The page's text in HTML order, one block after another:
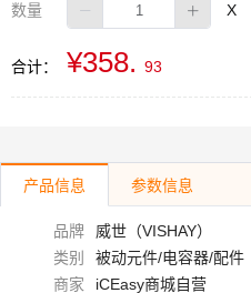
数量 X
合计： ¥358. 93
产品信息 参数信息
品牌
威世（VISHAY）
类别
被动元件/电容器/配件
商家
iCEasy商城自营